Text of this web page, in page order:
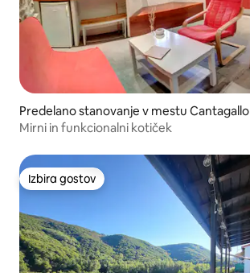
Predelano stanovanje v mestu Cantagallo
Mirni in funkcionalni kotiček
Izbira gostov
Izbira gostov